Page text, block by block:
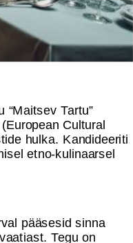
Tartu”
Cultural
hulka. Kandideeriti
etno-kulinaarsel
pääsesid sinna
Tegu on